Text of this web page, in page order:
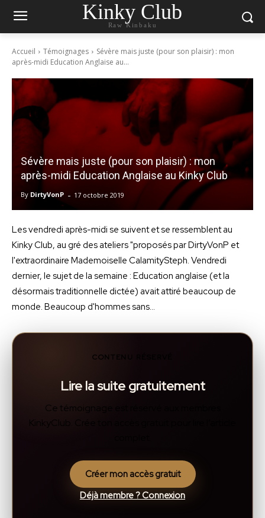
Kinky Club
Raw Kinbaku
Accueil Témoignages
Sévère mais juste (pour son plaisir) : mon
après-midi Education Anglaise au...
Sévère mais juste (pour son plaisir) : mon
après-midi Education Anglaise au Kinky Club
By DirtyVonP - 17 octobre 2019
Les vendredi après-midi se suivent et se ressemblent au
Kinky Club, au gré des ateliers "proposés par DirtyVonP et
l'extraordinaire Mademoiselle CalamitySteph. Vendredi
dernier, le sujet de la semaine : Education anglaise (et la
désormais traditionnelle dictée) avait attiré beaucoup de
monde. Beaucoup d'hommes sans…
CONTENU RÉSERVÉ
Lire la suite gratuitement
Ce témoignage est réservé aux membres
KinkyClub. Crée ton accès gratuit pour lire l’article
Créer mon accès gratuit
Déjà membre ? Connexion